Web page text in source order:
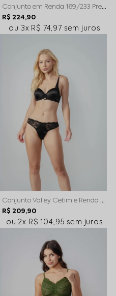
Conjunto em Renda 169/233 Preto
R$ 224,90
3x R$ 74,97 sem juros
Conjunto Valley Cetim e Renda Preto
R$ 209,90
2x R$ 104,95sem juros